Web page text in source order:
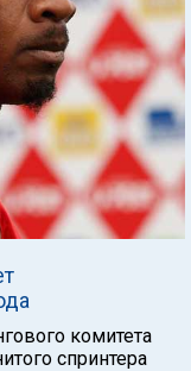
комитета
спринтера